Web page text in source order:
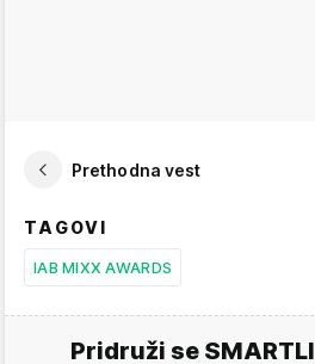
Prethodna vest
TAGOVI
IAB MIXX AWARDS
Pridruži se